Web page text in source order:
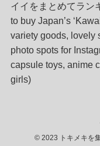
イイをまとめてラン
to buy Japan’s
variety goods, lovely
photo spots for
capsule toys, anime
girls)
©2023 トキメキを